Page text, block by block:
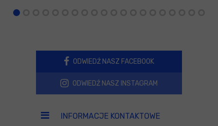
ODWIEDŹ NASZ FACEBOOK
ODWIEDŹ NASZ INSTAGRAM
INFORMACJE KONTAKTOWE